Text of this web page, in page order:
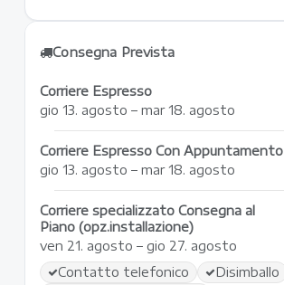
Consegna Prevista
Corriere Espresso
gio 13. agosto – mar 18. agosto
Corriere Espresso Con Appuntamento
gio 13. agosto – mar 18. agosto
Corriere specializzato Consegna al
Piano (opz.installazione)
ven 21. agosto – gio 27. agosto
Contatto telefonico
Disimballo